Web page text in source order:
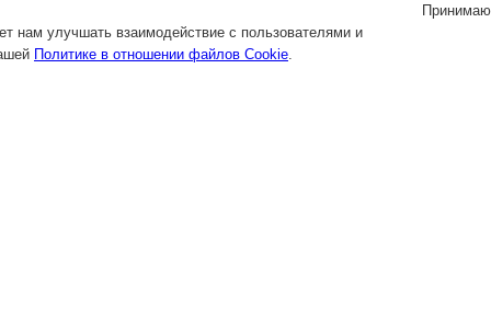
нам улучшать взаимодействие с пользователями и
Политике в отношении файлов Cookie.
Принимаю